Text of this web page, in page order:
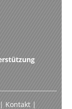
| Kontakt |